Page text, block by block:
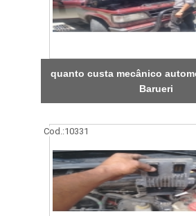
quanto custa mecânico
Barueri
Cod.:10331